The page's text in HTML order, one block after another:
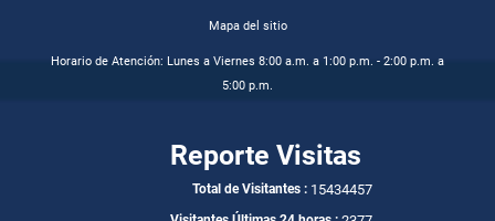
Mapa del sitio
Horario de Atención: Lunes a Viernes 8:00 a.m. a 1:00 p.m. - 2:00 p.m. a
5:00 p.m.
Reporte Visitas
Total de Visitantes : 15434457